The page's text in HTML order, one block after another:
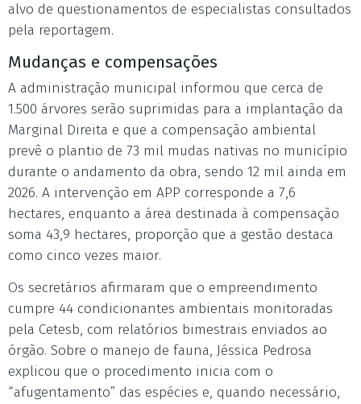
alvo de questionamentos de especialistas consultados
pela reportagem.
Mudanças e compensações
A administração municipal informou que cerca de
1.500 árvores serão suprimidas para a implantação da
Marginal Direita e que a compensação ambiental
prevê o plantio de 73 mil mudas nativas no município
durante o andamento da obra, sendo 12 mil ainda em
2026. A intervenção em APP corresponde a 7,6
hectares, enquanto a área destinada à compensação
soma 43,9 hectares, proporção que a gestão destaca
como cinco vezes maior.
Os secretários afirmaram que o empreendimento
cumpre 44 condicionantes ambientais monitoradas
pela Cetesb, com relatórios bimestrais enviados ao
órgão. Sobre o manejo de fauna, Jéssica Pedrosa
explicou que o procedimento inicia com o
“afugentamento” das espécies e, quando necessário,